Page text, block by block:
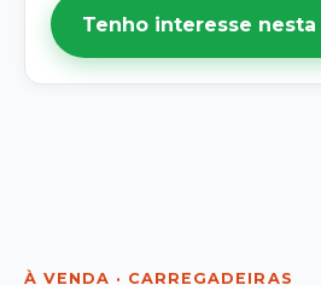
Tenho interesse
À VENDA · CARREGADEIRAS